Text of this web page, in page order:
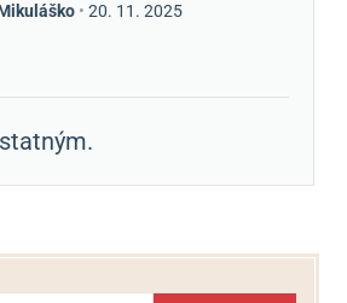
• 20. 11. 2025